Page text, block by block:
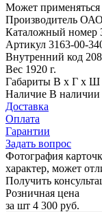
Может применяться
Производитель
Каталожный номер
Артикул 3163-00-
Внутренний код
Вес 1920 г.
Габариты В х Г х Ш
Наличие В наличии
Доставка
Оплата
Гарантии
Задать вопрос
Фотография
характер, может
Получить
Розничная цена
за шт 4 300 руб.